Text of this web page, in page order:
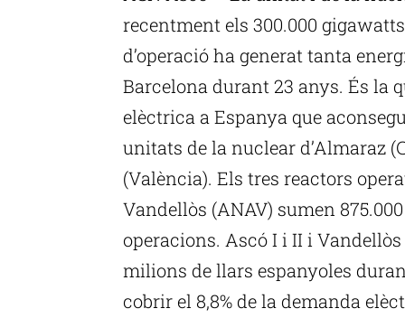
recentment els 300.000
d’operació ha generat tanta
Barcelona durant 23 anys. És la
elèctrica a Espanya que
unitats de la nuclear d’Almaraz
(València). Els tres reactors
Vandellòs (ANAV) sumen
operacions. Ascó I i II i
milions de llars espanyoles
cobrir el 8,8% de la demanda